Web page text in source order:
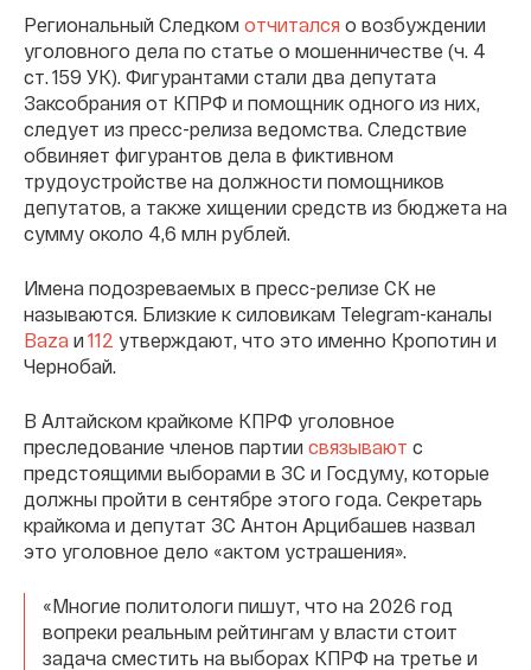
Региональный Следком отчитался о возбуждении
уголовного дела по статье о мошенничестве (ч. 4
ст. 159 УК). Фигурантами стали два депутата
Заксобрания от КПРФ и помощник одного из них,
следует из пресс-релиза ведомства. Следствие
обвиняет фигурантов дела в фиктивном
трудоустройстве на должности помощников
депутатов, а также хищении средств из бюджета на
сумму около 4,6 млн рублей.
Имена подозреваемых в пресс-релизе СК не
называются. Близкие к силовикам Telegram-каналы
Baza и 112 утверждают, что это именно Кропотин и
Чернобай.
В Алтайском крайкоме КПРФ уголовное
преследование членов партии связывают с
предстоящими выборами в ЗС и Госдуму, которые
должны пройти в сентябре этого года. Секретарь
крайкома и депутат ЗС Антон Арцибашев назвал
это уголовное дело «актом устрашения».
«Многие политологи пишут, что на 2026 год
вопреки реальным рейтингам у власти стоит
задача сместить на выборах КПРФ на третье и